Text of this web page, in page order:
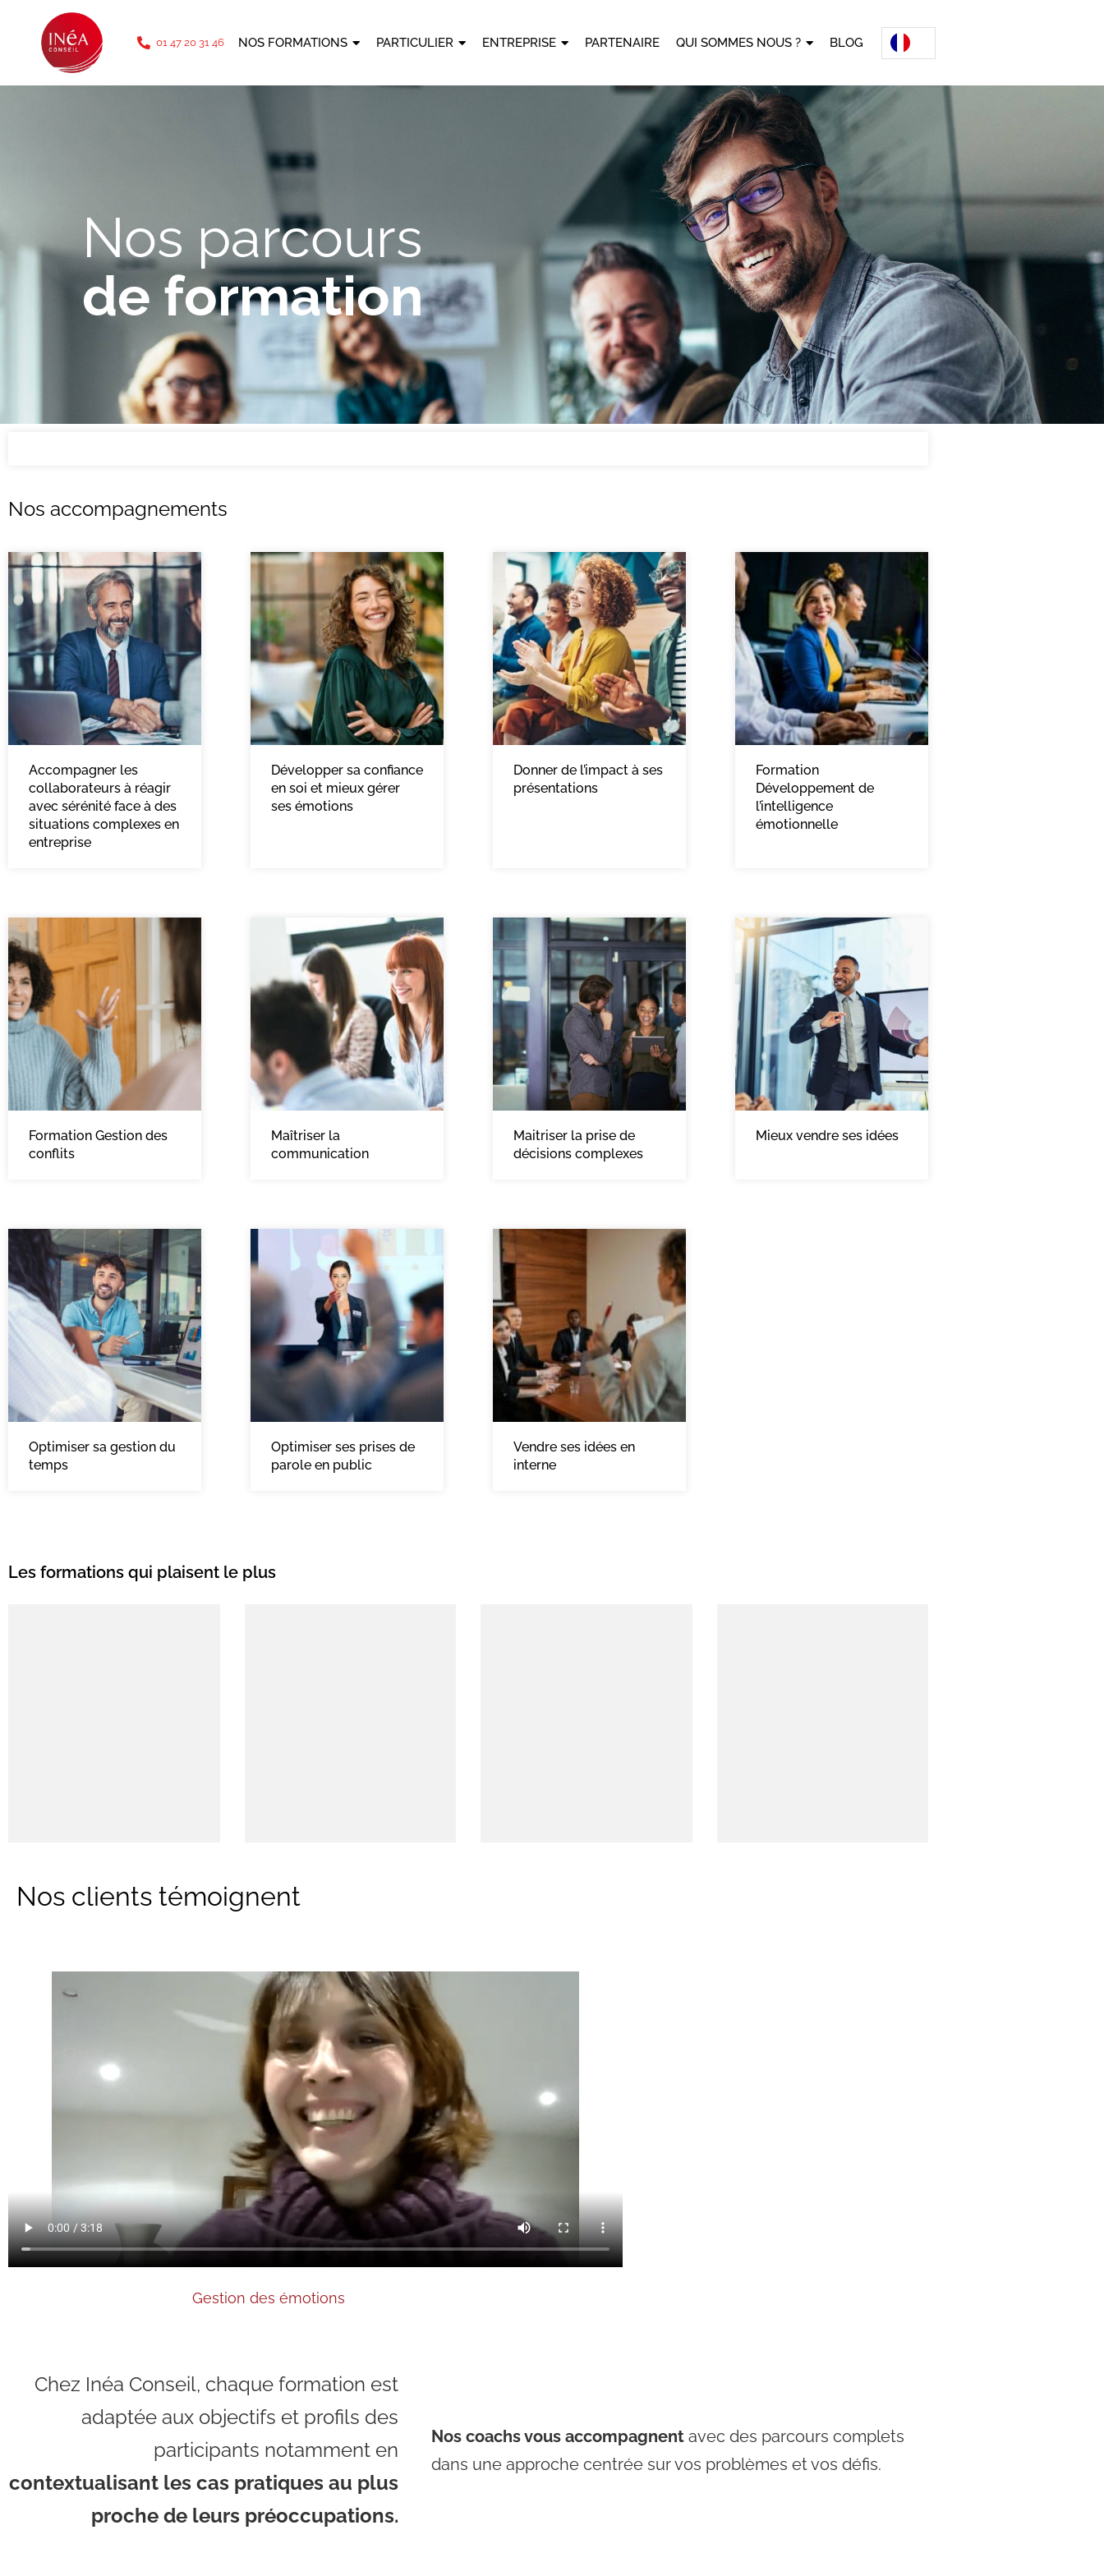
01 47 20 31 46 NOS FORMATIONS PARTICULIER ENTREPRISE PARTENAIRE QUI SOMMES NOUS ? BLOG
Nos parcours
de formation
Nos accompagnements
Accompagner les
collaborateurs à réagir
avec sérénité face à des
situations complexes en
entreprise
Développer sa confiance
en soi et mieux gérer
ses émotions
Donner de l’impact à ses
présentations
Formation
Développement de
l’intelligence
émotionnelle
Formation Gestion des
conflits
Maîtriser la
communication
Maitriser la prise de
décisions complexes
Mieux vendre ses idées
Optimiser sa gestion du
temps
Optimiser ses prises de
parole en public
Vendre ses idées en
interne
Les formations qui plaisent le plus
Nos clients témoignent
Gestion des émotions
Chez Inéa Conseil, chaque formation est
adaptée aux objectifs et profils des
participants notamment en
contextualisant les cas pratiques au plus
proche de leurs préoccupations.
Nos coachs vous accompagnentavec des parcours complets
dans une approche centrée sur vos problèmes et vos défis.